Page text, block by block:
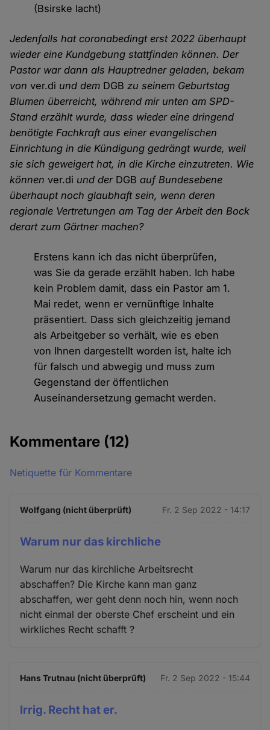
(Bsirske lacht)
Jedenfalls hat coronabedingt erst 2022 überhaupt
wieder eine Kundgebung stattfinden können. Der
Pastor war dann als Hauptredner geladen, bekam
vonver.di und dem DGB zu seinem Geburtstag
Blumen überreicht, während mir unten am SPD-
Stand erzählt wurde, dass wieder eine dringend
benötigte Fachkraft aus einer evangelischen
Einrichtung in die Kündigung gedrängt wurde, weil
sie sich geweigert hat, in die Kirche einzutreten. Wie
könnenver.di und der DGB auf Bundesebene
überhaupt noch glaubhaft sein, wenn deren
regionale Vertretungen am Tag der Arbeit den Bock
derart zum Gärtner machen?
Erstens kann ich das nicht überprüfen,
was Sie da gerade erzählt haben. Ich habe
kein Problem damit, dass ein Pastor am 1.
Mai redet, wenn er vernünftige Inhalte
präsentiert. Dass sich gleichzeitig jemand
als Arbeitgeber so verhält, wie es eben
von Ihnen dargestellt worden ist, halte ich
für falsch und abwegig und muss zum
Gegenstand der öffentlichen
Auseinandersetzung gemacht werden.
Kommentare (12)
Netiquette für Kommentare
Wolfgang (nicht überprüft) Fr. 2 Sep 2022 - 14:17
Warum nur das kirchliche
Warum nur das kirchliche Arbeitsrecht
abschaffen? Die Kirche kann man ganz
abschaffen, wer geht denn noch hin, wenn noch
nicht einmal der oberste Chef erscheint und ein
wirkliches Recht schafft ?
Hans Trutnau (nicht überprüft) Fr. 2 Sep 2022 - 15:44
Irrig. Recht hat er.